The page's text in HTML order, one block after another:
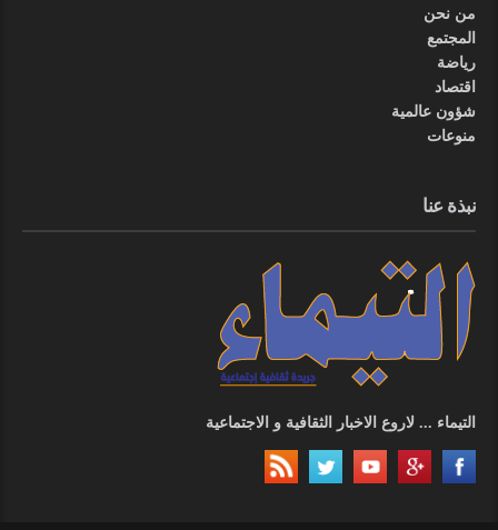
من نحن
المجتمع
رياضة
اقتصاد
شؤون عالمية
منوعات
نبذة عنا
التيماء ... لاروع الاخبار الثقافية و الاجتماعية